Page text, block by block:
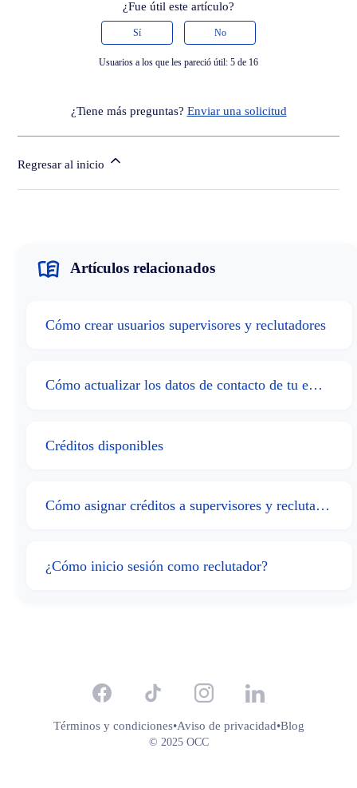
¿Fue útil este artículo?
Sí No
Usuarios a los que les pareció útil: 5 de 16
¿Tiene más preguntas? Enviar una solicitud
Regresar al inicio
Artículos relacionados
Cómo crear usuarios supervisores y reclutadores
Cómo actualizar los datos de contacto de tu empresa
Créditos disponibles
Cómo asignar créditos a supervisores y reclutadores
¿Cómo inicio sesión como reclutador?
Términos y condiciones•Aviso de privacidad•Blog
© 2025 OCC